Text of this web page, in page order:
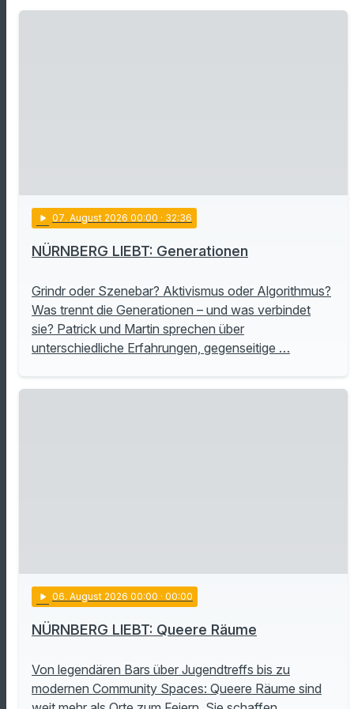
play_arrow 07. August 2026 00:00 · 32:36
NÜRNBERG LIEBT: Generationen
Grindr oder Szenebar? Aktivismus oder Algorithmus?
Was trennt die Generationen – und was verbindet
sie? Patrick und Martin sprechen über
unterschiedliche Erfahrungen, gegenseitige …
play_arrow 06. August 2026 00:00 · 00:00
NÜRNBERG LIEBT: Queere Räume
Von legendären Bars über Jugendtreffs bis zu
modernen Community Spaces: Queere Räume sind